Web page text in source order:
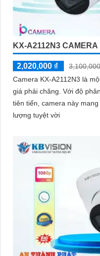
KX-A2112N3 CAMERA
2,020,000 ₫
Camera KX-A2112N3 là
giá phải chăng. Với độ phân giải cao và công nghệ hình ảnh
tiên tiến, camera này
lượng tuyệt vời